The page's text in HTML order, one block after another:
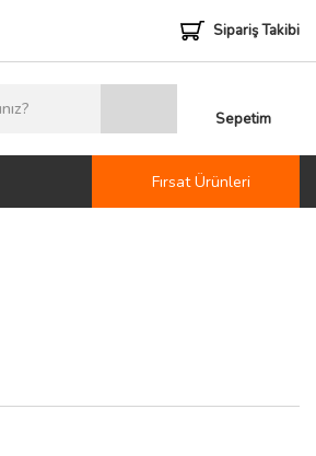
Sipariş Takibi
Sepetim
Fırsat Ürünleri